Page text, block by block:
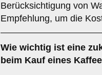
Berücksichtigung von
Empfehlung, um die
Wie wichtig ist eine
beim Kauf eines